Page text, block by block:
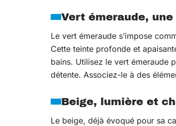
Vert émeraude,
Le vert émeraude s’impose
Cette teinte profonde et
bains. Utilisez le vert émeraude
détente. Associez-le à des
Beige, lumière et
Le beige, déjà évoqué pour sa